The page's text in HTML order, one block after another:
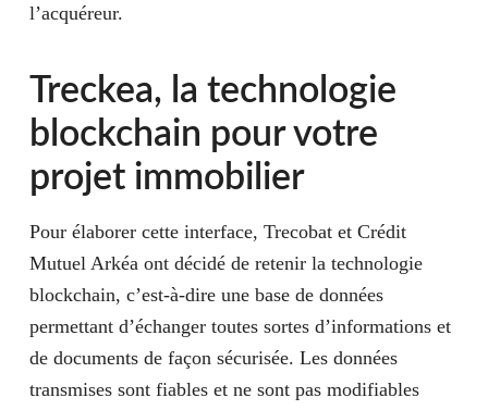
l’acquéreur.
Treckea, la technologie
blockchain pour votre
projet immobilier
Pour élaborer cette interface, Trecobat et Crédit
Mutuel Arkéa ont décidé de retenir la technologie
blockchain, c’est-à-dire une base de données
permettant d’échanger toutes sortes d’informations et
de documents de façon sécurisée. Les données
transmises sont fiables et ne sont pas modifiables